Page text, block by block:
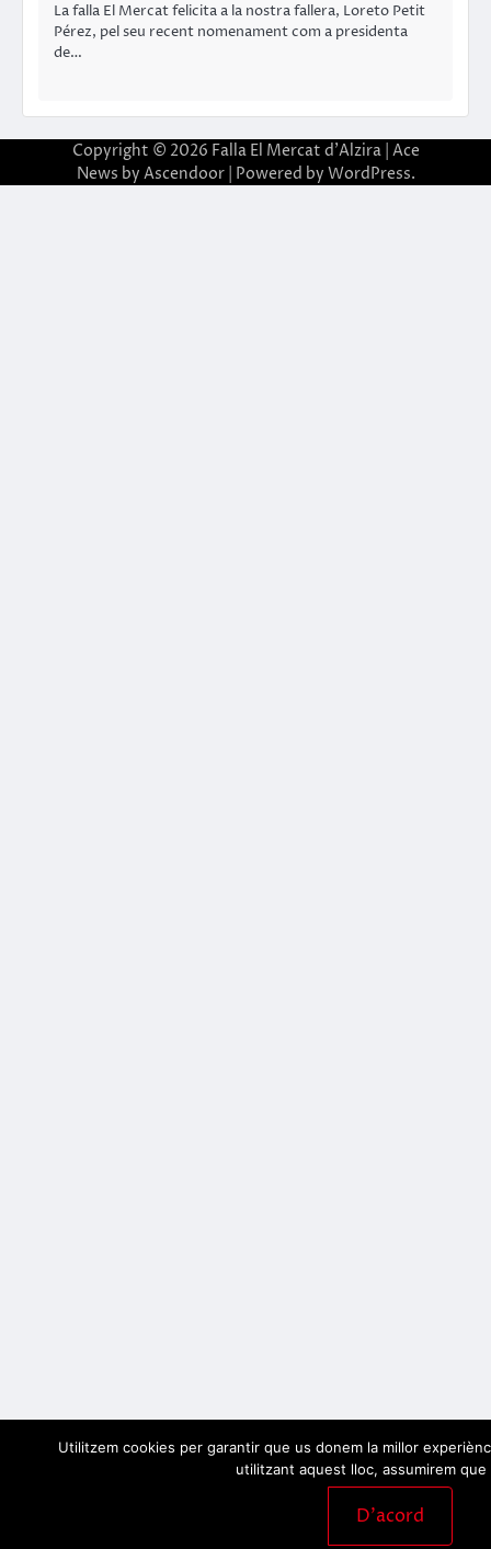
La falla El Mercat felicita a la nostra fallera, Loreto Petit
Pérez, pel seu recent nomenament com a presidenta
de…
Copyright © 2026 Falla El Mercat d'Alzira| Ace
News by Ascendoor| Powered by WordPress.
Utilitzem cookies per garantir que us donem la millor
utilitzant aquest lloc, assumirem que
D'acord